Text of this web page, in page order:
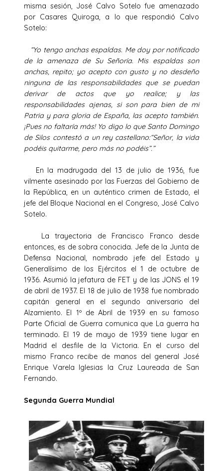
misma sesión, José Calvo Sotelo fue amenazado
por Casares Quiroga, a lo que respondió Calvo
Sotelo:
“Yo tengo anchas espaldas. Me doy por notificado
de la amenaza de Su Señoría. Mis espaldas son
anchas, repito; yo acepto con gusto y no desdeño
ninguna de las responsabilidades que se puedan
derivar de actos que yo realice; y las
responsabilidades ajenas, si son para bien de mi
Patria y para gloria de España, las acepto también.
¡Pues no faltaría más! Yo digo lo que Santo Domingo
de Silos contestó a un rey castellano:“Señor, la vida
podéis quitarme, pero más no podéis”.”
En la madrugada del 13 de julio de 1936, fue
vilmente asesinado por las Fuerzas del Gobierno de
la República, en un auténtico crimen de Estado, el
jefe del Bloque Nacional en el Congreso, José Calvo
Sotelo.
La trayectoria de Francisco Franco desde
entonces, es de sobra conocida. Jefe de la Junta de
Defensa Nacional, nombrado jefe del Estado y
Generalísimo de los Ejércitos el 1 de octubre de
1936. Asumió la jefatura de FET y de las JONS el 19
de abril de 1937. El 18 de julio de 1938 fue nombrado
capitán general en el segundo aniversario del
Alzamiento. El 1º de Abril de 1939 en su famoso
Parte Oficial de Guerra comunica que La guerra ha
terminado. El 19 de mayo de 1939 tiene lugar en
Madrid el desfile de la Victoria. En el curso del
mismo Franco recibe de manos del general José
Enrique Varela Iglesias la Cruz Laureada de San
Fernando.
Segunda Guerra Mundial